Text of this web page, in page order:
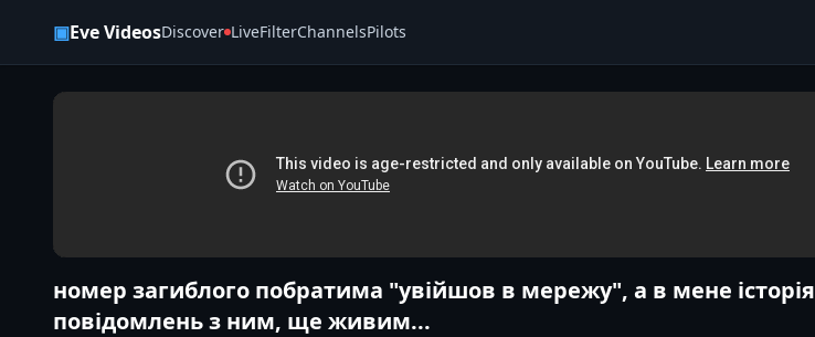
▣Eve VideosDiscover LiveFilterChannelsPilots
номер загиблого побратима "увійшов в мережу", а в мене історія
повідомлень з ним, ще живим...